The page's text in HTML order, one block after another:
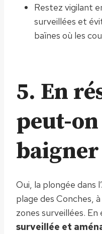
Restez vigilant
surveillées et
baïnes où les
5. En
peut-on
baigner
Oui, la plongée dans
plage des Conches,
zones surveillées.
surveillée et